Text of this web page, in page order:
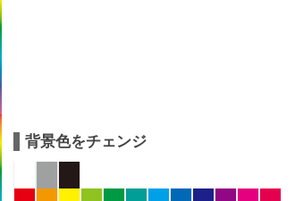
背景色をチェンジ